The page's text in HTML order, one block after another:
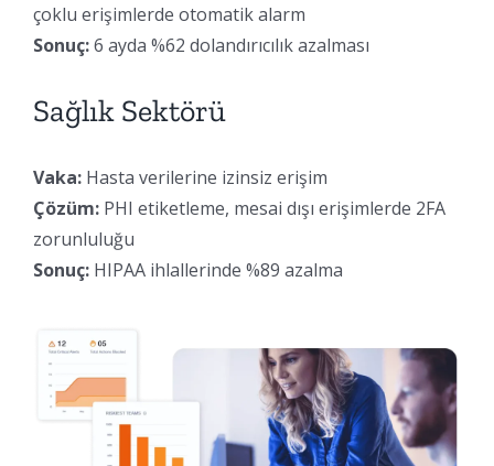
çoklu erişimlerde otomatik alarm
Sonuç:6 ayda %62 dolandırıcılık azalması
Sağlık Sektörü
Vaka: Hasta verilerine izinsiz erişim
Çözüm: PHI etiketleme, mesai dışı erişimlerde 2FA
zorunluluğu
Sonuç: HIPAA ihlallerinde %89 azalma